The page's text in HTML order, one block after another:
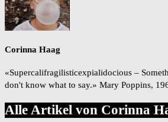
Corinna Haag
«Supercalifragilisticexpialidocious –
don't know what to say.» Mary Poppins,
Alle Artikel von Corinna